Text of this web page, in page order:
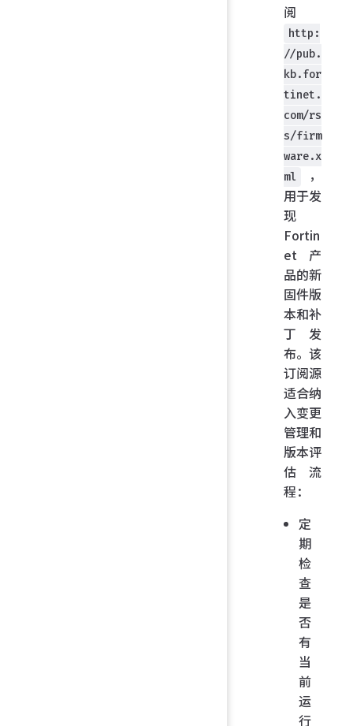
阅
http:
//pub.
kb.for
tinet.
com/rs
s/firm
ware.x
ml
，
用于发
现
Fortin
et 产
品的新
固件版
本和补
丁发
布。该
订阅源
适合纳
入变更
管理和
版本评
估流
程：
定
期
检
查
是
否
有
当
前
运
行